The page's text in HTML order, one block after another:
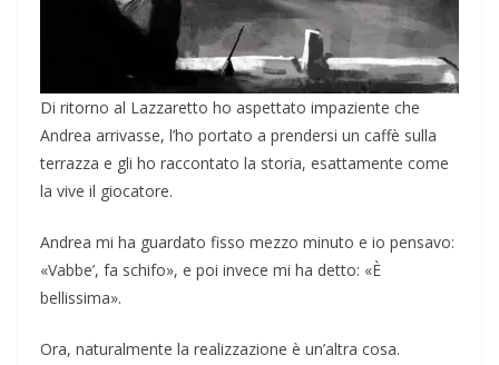
Di ritorno al Lazzaretto ho aspettato impaziente che
Andrea arrivasse, l’ho portato a prendersi un caffè sulla
terrazza e gli ho raccontato la storia, esattamente come
la vive il giocatore.
Andrea mi ha guardato fisso mezzo minuto e io pensavo:
«Vabbe’, fa schifo», e poi invece mi ha detto: «È
bellissima».
Ora, naturalmente la realizzazione è un’altra cosa.